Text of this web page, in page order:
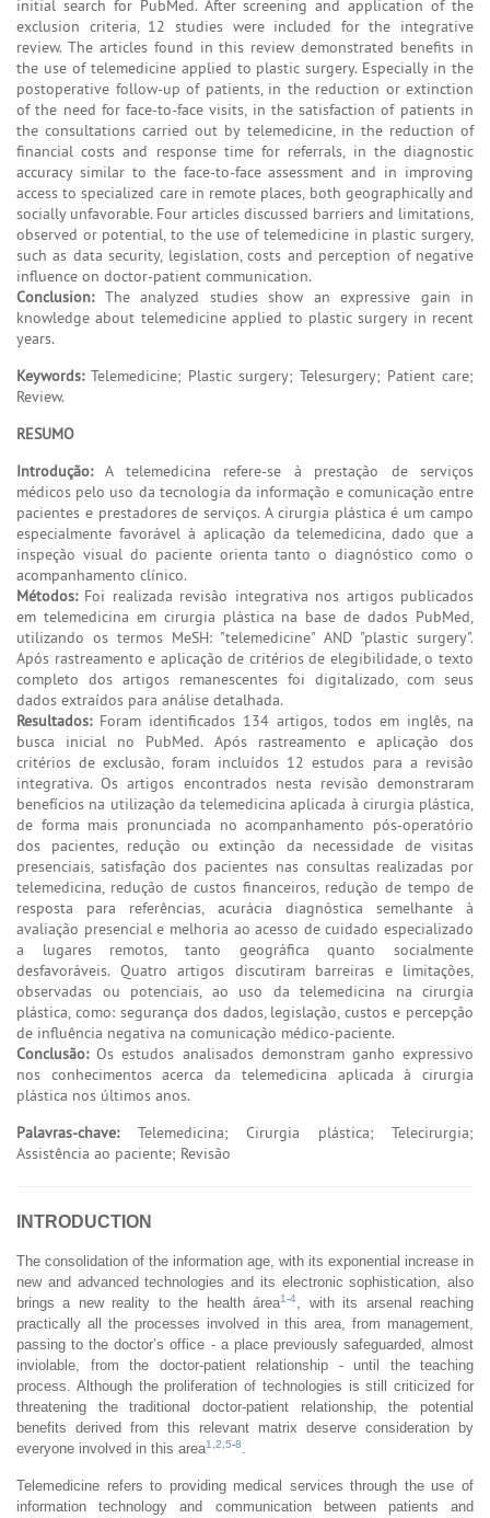
initial search for PubMed. After screening and application of the
exclusion criteria, 12 studies were included for the integrative
review. The articles found in this review demonstrated benefits in
the use of telemedicine applied to plastic surgery. Especially in the
postoperative follow-up of patients, in the reduction or extinction
of the need for face-to-face visits, in the satisfaction of patients in
the consultations carried out by telemedicine, in the reduction of
financial costs and response time for referrals, in the diagnostic
accuracy similar to the face-to-face assessment and in improving
access to specialized care in remote places, both geographically and
socially unfavorable. Four articles discussed barriers and limitations,
observed or potential, to the use of telemedicine in plastic surgery,
such as data security, legislation, costs and perception of negative
influence on doctor-patient communication.
Conclusion:The analyzed studies show an expressive gain in
knowledge about telemedicine applied to plastic surgery in recent
years.
Keywords:Telemedicine; Plastic surgery; Telesurgery; Patient care;
Review.
RESUMO
Introdução:A telemedicina refere-se à prestação de serviços
médicos pelo uso da tecnologia da informação e comunicação entre
pacientes e prestadores de serviços. A cirurgia plástica é um campo
especialmente favorável à aplicação da telemedicina, dado que a
inspeção visual do paciente orienta tanto o diagnóstico como o
acompanhamento clínico.
Métodos:Foi realizada revisão integrativa nos artigos publicados
em telemedicina em cirurgia plástica na base de dados PubMed,
utilizando os termos MeSH: "telemedicine" AND "plastic surgery".
Após rastreamento e aplicação de critérios de elegibilidade, o texto
completo dos artigos remanescentes foi digitalizado, com seus
dados extraídos para análise detalhada.
Resultados:Foram identificados 134 artigos, todos em inglês, na
busca inicial no PubMed. Após rastreamento e aplicação dos
critérios de exclusão, foram incluídos 12 estudos para a revisão
integrativa. Os artigos encontrados nesta revisão demonstraram
benefícios na utilização da telemedicina aplicada à cirurgia plástica,
de forma mais pronunciada no acompanhamento pós-operatório
dos pacientes, redução ou extinção da necessidade de visitas
presenciais, satisfação dos pacientes nas consultas realizadas por
telemedicina, redução de custos financeiros, redução de tempo de
resposta para referências, acurácia diagnóstica semelhante à
avaliação presencial e melhoria ao acesso de cuidado especializado
a lugares remotos, tanto geográfica quanto socialmente
desfavoráveis. Quatro artigos discutiram barreiras e limitações,
observadas ou potenciais, ao uso da telemedicina na cirurgia
plástica, como: segurança dos dados, legislação, custos e percepção
de influência negativa na comunicação médico-paciente.
Conclusão:Os estudos analisados demonstram ganho expressivo
nos conhecimentos acerca da telemedicina aplicada à cirurgia
plástica nos últimos anos.
Palavras-chave:Telemedicina; Cirurgia plástica; Telecirurgia;
Assistência ao paciente; Revisão
INTRODUCTION
The consolidation of the information age, with its exponential increase in
new and advanced technologies and its electronic sophistication, also
brings a new reality to the health área1-4
, with its arsenal reaching
practically all the processes involved in this area, from management,
passing to the doctor’s office - a place previously safeguarded, almost
inviolable, from the doctor-patient relationship - until the teaching
process. Although the proliferation of technologies is still criticized for
threatening the traditional doctor-patient relationship, the potential
benefits derived from this relevant matrix deserve consideration by
everyone involved in this area1 2 5-8
Telemedicine refers to providing medical services through the use of
information technology and communication between patients and